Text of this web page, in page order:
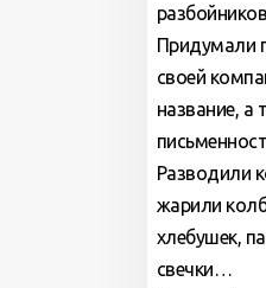
Придумали
своей
название, а
Разводили
жарили
хлебушек,
свечки…